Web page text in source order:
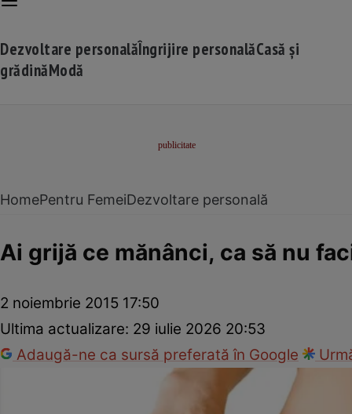
Dezvoltare personalăÎngrijire personalăCasă și
grădinăModă
HomePentru FemeiDezvoltare personală
Ai grijă ce mănânci, ca să nu
2 noiembrie 2015 17:50
Ultima actualizare: 29 iulie 2026 20:53
Adaugă-ne ca sursă preferată în Google